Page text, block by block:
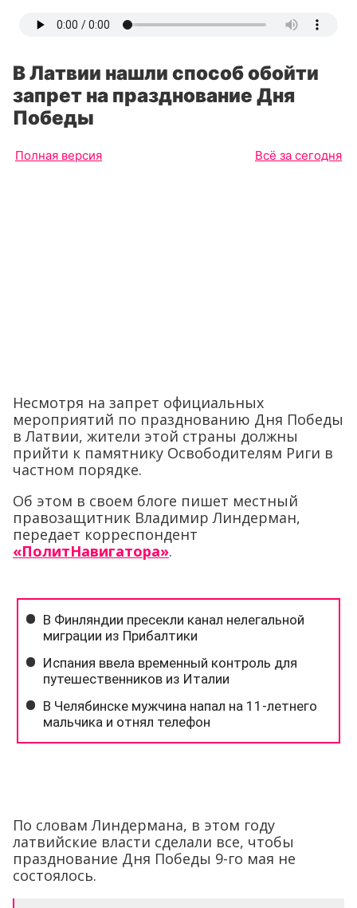
В Латвии нашли способ обойти
запрет на празднование Дня
Победы
Полная версия Всё за сегодня
Несмотря на запрет официальных
мероприятий по празднованию Дня Победы
в Латвии, жители этой страны должны
прийти к памятнику Освободителям Риги в
частном порядке.
Об этом в своем блоге пишет местный
правозащитник Владимир Линдерман,
передает корреспондент
«ПолитНавигатора».
По словам Линдермана, в этом году
латвийские власти сделали все, чтобы
празднование Дня Победы 9-го мая не
состоялось.